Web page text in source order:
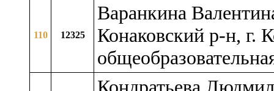
110 12325
Варанкина
Конаковский р-н, г.